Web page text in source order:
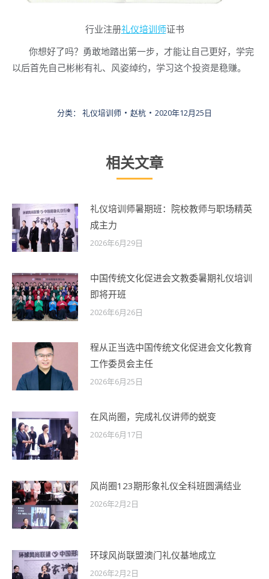
行业注册礼仪培训师证书
你想好了吗？勇敢地踏出第一步，才能让自己更好，学完
以后首先自己彬彬有礼、风姿绰约，学习这个投资是稳赚。
分类： 礼仪培训师 赵杭 2020年12月25日
相关文章
礼仪培训师暑期班：院校教师与职场精英
成主力
2026年6月29日
中国传统文化促进会文教委暑期礼仪培训
即将开班
2026年6月26日
程从正当选中国传统文化促进会文化教育
工作委员会主任
2026年6月25日
在风尚圈，完成礼仪讲师的蜕变
2026年6月17日
风尚圈123期形象礼仪全科班圆满结业
2026年2月2日
环球风尚联盟澳门礼仪基地成立
2026年2月2日